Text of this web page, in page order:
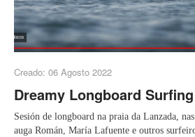
Creado: 06 Agosto 2022
Dreamy Longboard Surfing
Sesión de longboard na praia da Lanzada,
auga Román, María Lafuente e outros